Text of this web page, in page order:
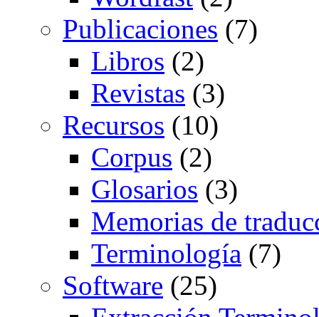
Publicaciones (7)
Libros (2)
Revistas (3)
Recursos (10)
Corpus (2)
Glosarios (3)
Memorias de
Terminología (7)
Software (25)